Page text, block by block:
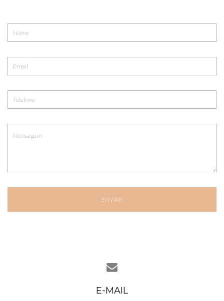
ENVIAR
E-MAIL